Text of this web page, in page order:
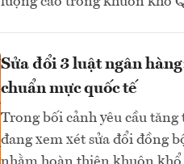
Sửa đổi 3 luật ngân
chuẩn mực quốc tế
Trong bối cảnh yêu cầu
đang xem xét sửa đổi đồng